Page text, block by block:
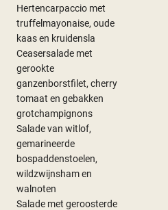
Hertencarpaccio met
truffelmayonaise, oude
kaas en kruidensla
Ceasersalade met
gerookte
ganzenborstfilet, cherry
tomaat en gebakken
grotchampignons
Salade van witlof,
gemarineerde
bospaddenstoelen,
wildzwijnsham en
walnoten
Salade met geroosterde